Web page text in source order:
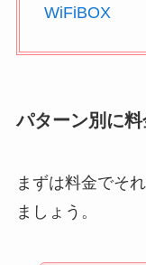
WiFiBOX
パターン別に
まずは料金でそ
ましょう。